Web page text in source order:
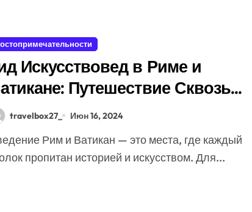
Искусствовед в Риме и
Путешествие Сквозь
Искусства
travelbox27_ Июн 16, 2024
пропитан историей и искусством. Для...